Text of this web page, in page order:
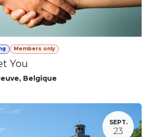
Members only
You
, Belgique
SEPT.
23